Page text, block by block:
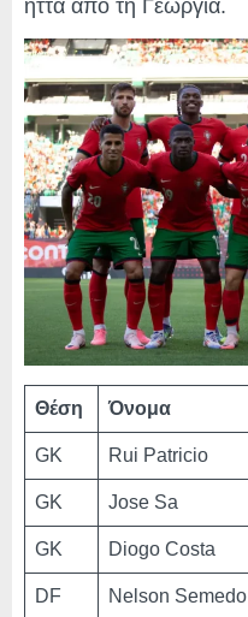
ήττα από τη Γεωργία.
Θέση Όνομα
GK Rui Patricio
GK Jose Sa
GK Diogo Costa
DF Nelson Semedo